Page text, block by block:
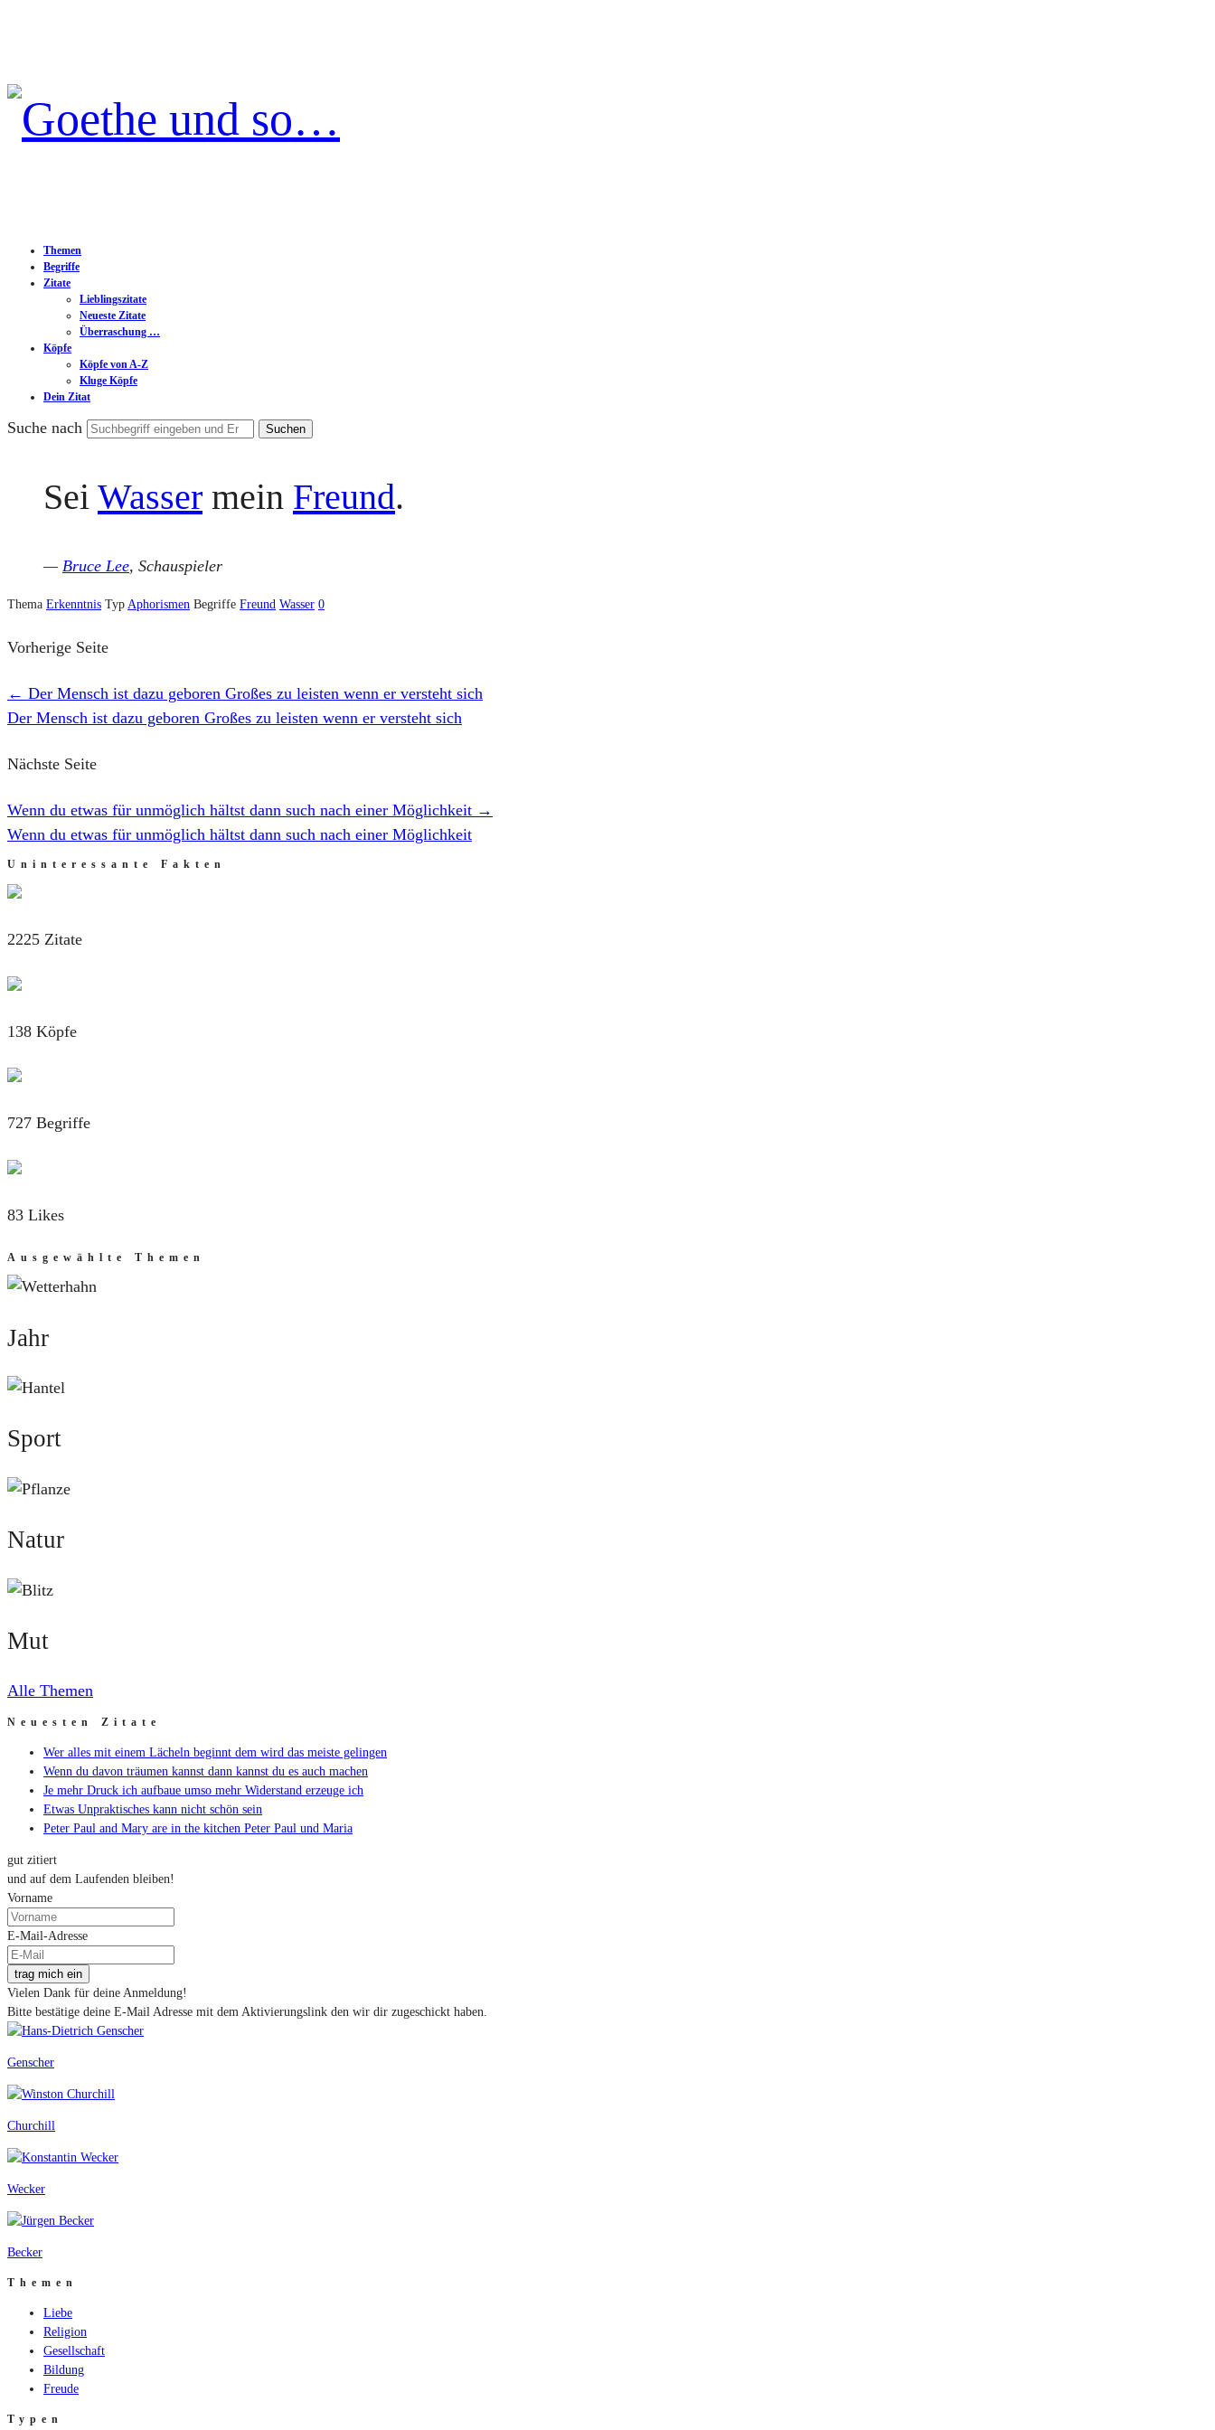
Goethe
so…
Themen
Begriffe
Zitate
Lieblingszitate
Neueste Zitate
Überraschung …
Köpfe
Köpfe von A-Z
Kluge Köpfe
Dein Zitat
Suche nach
Sei Wasser mein Freund.
— Bruce Lee, Schauspieler
Thema Erkenntnis Typ Aphorismen Begriffe Freund Wasser 0
Vorherige Seite
← Der Mensch ist dazu geboren Großes zu leisten wenn er versteht sich
Der Mensch ist dazu geboren Großes zu leisten wenn er versteht sich
Nächste Seite
Wenn du etwas für unmöglich hältst dann such nach einer Möglichkeit →
Wenn du etwas für unmöglich hältst dann such nach einer Möglichkeit
Uninteressante Fakten
2225 Zitate
138 Köpfe
727 Begriffe
83 Likes
Ausgewählte Themen
Jahr
Jahr
Sport
Sport
Natur
Natur
Mut
Mut
Alle Themen
Neuesten Zitate
Wer alles mit einem Lächeln beginnt dem wird das meiste gelingen
Wenn du davon träumen kannst dann kannst du es auch machen
Je mehr Druck ich aufbaue umso mehr Widerstand erzeuge ich
Etwas Unpraktisches kann nicht schön sein
Peter Paul and Mary are in the kitchen Peter Paul und Maria
gut zitiert
und auf dem Laufenden bleiben!
Vorname
E-Mail-Adresse
trag mich ein
Vielen Dank für deine Anmeldung!
Bitte bestätige deine E-Mail Adresse mit dem Aktivierungslink den wir dir zugeschickt haben.
Genscher
Churchill
Wecker
Becker
Themen
Liebe
Religion
Gesellschaft
Bildung
Freude
Typen